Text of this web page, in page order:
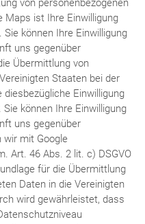
Maps ist Ihre Einwilligung
können Ihre Einwilligung
uns gegenüber
Übermittlung von
Staaten bei der
Einwilligung
können Ihre Einwilligung
uns gegenüber
wir mit Google
Art. 46 Abs. 2 lit. c) DSGVO
für die Übermittlung
Daten in die Vereinigten
wird gewährleistet, dass